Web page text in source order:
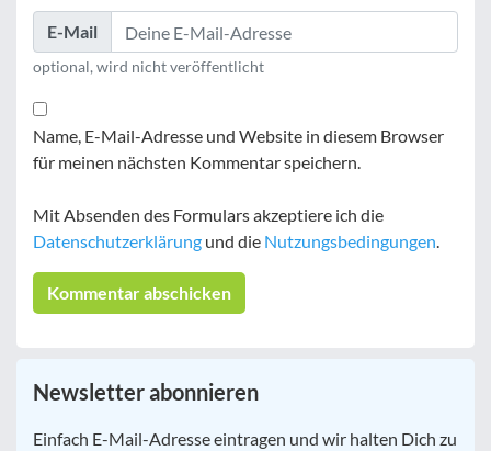
E-Mail
optional, wird nicht veröffentlicht
Name, E-Mail-Adresse und Website in diesem Browser
für meinen nächsten Kommentar speichern.
Mit Absenden des Formulars akzeptiere ich die
Datenschutzerklärung und die Nutzungsbedingungen.
Newsletter abonnieren
E-
Einfach E-Mail-Adresse eintragen und wir halten Dich zu